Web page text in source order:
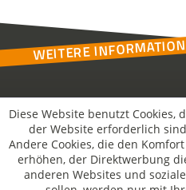
WEITERE
Kontakt
MakroSolutions
Diese Website benutzt
der Website erforderlich
Andere Cookies, die den
erhöhen, der Direktwerbung
anderen Websites und